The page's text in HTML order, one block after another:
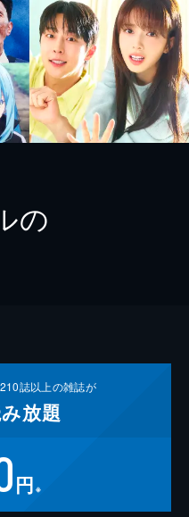
の
210誌以上の雑誌が
放題
円 ※